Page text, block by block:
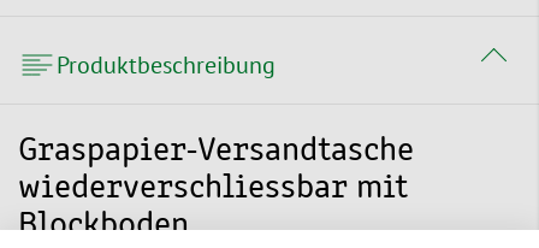
Produktbeschreibung
Graspapier-Versandtasche
wiederverschliessbar mit
Blockboden